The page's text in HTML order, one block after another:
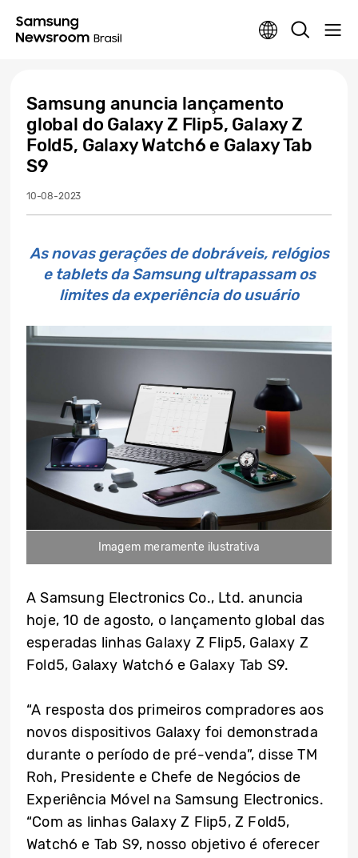
Samsung anuncia lançamento
global do Galaxy Z Flip5, Galaxy Z
Fold5, Galaxy Watch6 e Galaxy Tab
S9
10-08-2023
As novas gerações de dobráveis, relógios
e tablets da Samsung ultrapassam os
limites da experiência do usuário
Imagem meramente ilustrativa
A Samsung Electronics Co., Ltd. anuncia
hoje, 10 de agosto, o lançamento global das
esperadas linhas Galaxy Z Flip5, Galaxy Z
Fold5, Galaxy Watch6 e Galaxy Tab S9.
“A resposta dos primeiros compradores aos
novos dispositivos Galaxy foi demonstrada
durante o período de pré-venda”, disse TM
Roh, Presidente e Chefe de Negócios de
Experiência Móvel na Samsung Electronics.
“Com as linhas Galaxy Z Flip5, Z Fold5,
Watch6 e Tab S9, nosso objetivo é oferecer